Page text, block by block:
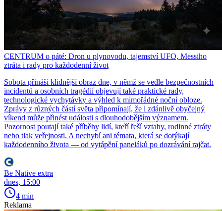
CENTRUM o páté: Dron u plynovodu, tajemství UFO, Messiho
ztráta i rady pro každodenní život
Sobota přináší klidnější obraz dne, v němž se vedle bezpečnostních
incidentů a osobních tragédií objevují také praktické rady,
technologické vychytávky a výhled k mimořádné noční obloze.
Zprávy z různých částí světa připomínají, že i zdánlivě obyčejný
víkend může přinést události s dlouhodobějším významem.
Pozornost poutají také příběhy lidí, kteří řeší vztahy, rodinné ztráty
nebo tlak veřejnosti. A nechybí ani témata, která se dotýkají
každodenního života — od vytápění paneláků po dozrávání rajčat.
Be Native extra
dnes, 15:00
4 min
Reklama